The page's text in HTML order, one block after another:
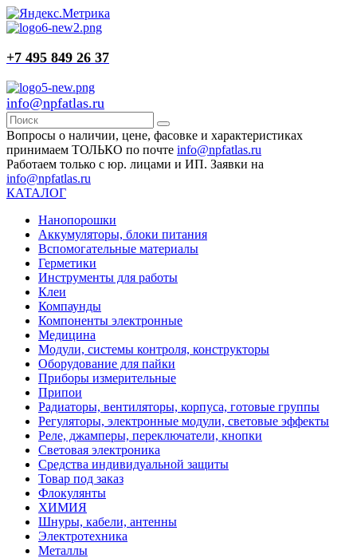
+7 495 849 26 37
info@npfatlas.ru
Вопросы о наличии, цене, фасовке и характеристиках
принимаем ТОЛЬКО по почте info@npfatlas.ru
Работаем только с юр. лицами и ИП. Заявки на
info@npfatlas.ru
КАТАЛОГ
Нанопорошки
Аккумуляторы, блоки питания
Вспомогательные материалы
Герметики
Инструменты для работы
Клеи
Компаунды
Компоненты электронные
Медицина
Модули, системы контроля, конструкторы
Оборудование для пайки
Приборы измерительные
Припои
Радиаторы, вентиляторы, корпуса, готовые группы
Регуляторы, электронные модули, световые эффекты
Реле, джамперы, переключатели, кнопки
Световая электроника
Средства индивидуальной защиты
Товар под заказ
Флокулянты
ХИМИЯ
Шнуры, кабели, антенны
Электротехника
Металлы